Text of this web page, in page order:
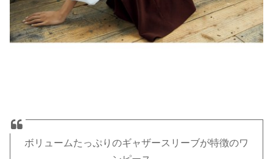
ボリュームたっぷりのギャザースリーブが特徴のワ